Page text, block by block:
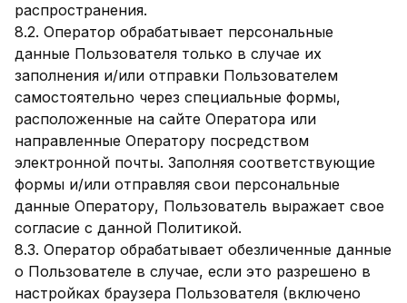
распространения.
8.2. Оператор обрабатывает персональные
данные Пользователя только в случае их
заполнения и/или отправки Пользователем
самостоятельно через специальные формы,
расположенные на сайте Оператора или
направленные Оператору посредством
электронной почты. Заполняя соответствующие
формы и/или отправляя свои персональные
данные Оператору, Пользователь выражает свое
согласие с данной Политикой.
8.3. Оператор обрабатывает обезличенные данные
о Пользователе в случае, если это разрешено в
настройках браузера Пользователя (включено